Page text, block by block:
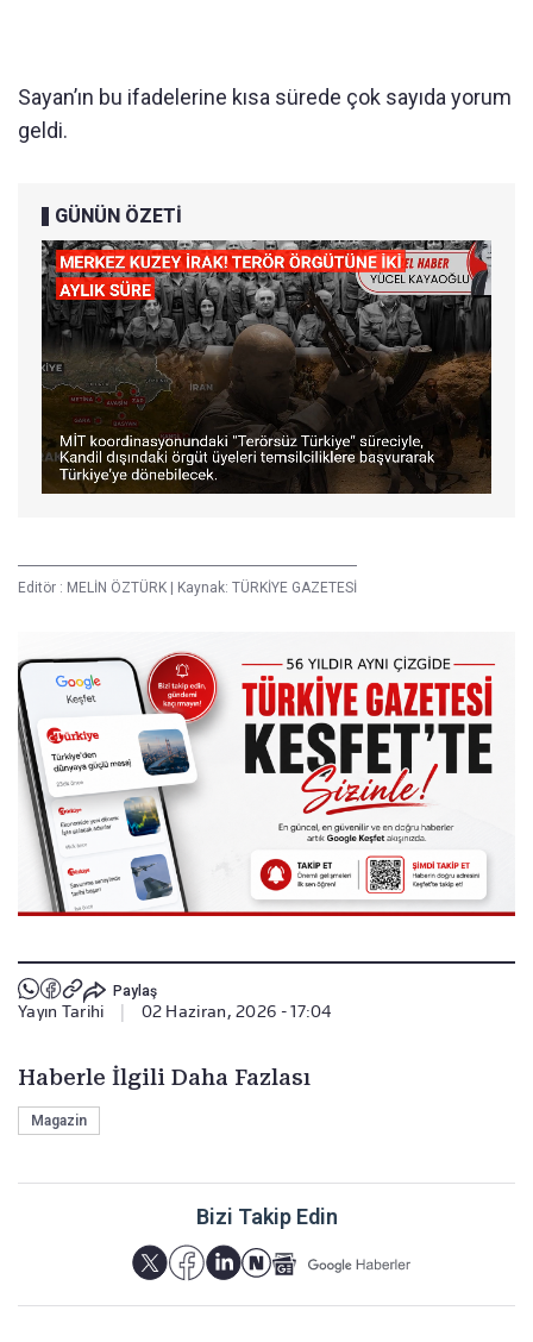
Sayan’ın bu ifadelerine kısa sürede çok sayıda yorum
geldi.
GÜNÜN ÖZETİ
Editör : MELİN ÖZTÜRK | Kaynak: TÜRKİYE GAZETESİ
Paylaş
Yayın Tarihi 02 Haziran, 2026 - 17:04
Haberle İlgili Daha Fazlası
Magazin
Bizi Takip Edin